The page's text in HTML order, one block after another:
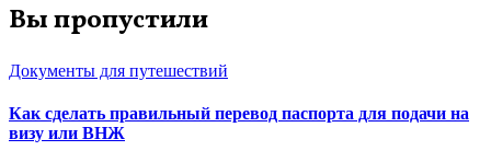
Вы пропустили
Документы для путешествий
Как сделать правильный перевод паспорта для подачи на
визу или ВНЖ